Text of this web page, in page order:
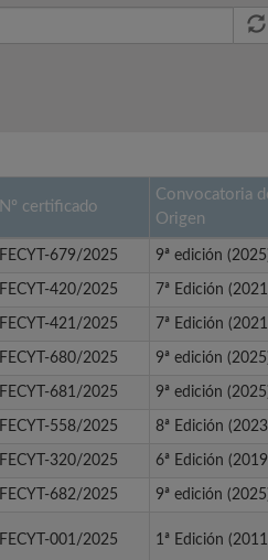
Nº certificado
Convocatoria
Origen
FECYT-679/2025 9ª edición
FECYT-420/2025 7ª Edición
FECYT-421/2025 7ª Edición
FECYT-680/2025 9ª edición
FECYT-681/2025 9ª edición
FECYT-558/2025 8ª Edición
FECYT-320/2025 6ª Edición
FECYT-682/2025 9ª edición
FECYT-001/2025 1ª Edición